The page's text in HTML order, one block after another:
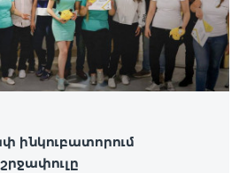
ինկուբատորում